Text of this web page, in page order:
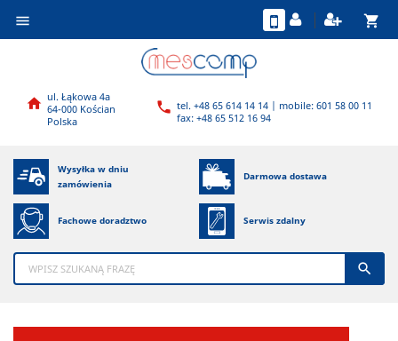
 shopping_cart
 ul. Łąkowa 4a
64-000 Kościan
Polska
 tel. +48 65 614 14 14 | mobile: 601 58 00 11
fax: +48 65 512 16 94
Wysyłka w dniu
zamówienia
Darmowa dostawa
Fachowe doradztwo Serwis zdalny
